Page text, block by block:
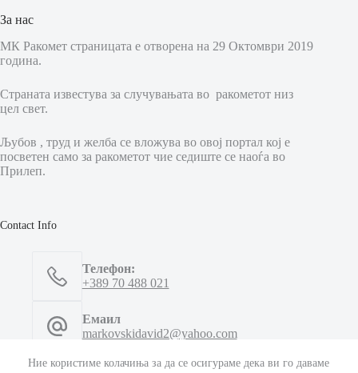
Ние користиме колачиња за да се осигураме дека ви го даваме
За нас
МК Ракомет страницата е отворена на 29 Октомври 2019
година.
Страната известува за случувањата во ракометот низ
цел свет.
Љубов , труд и желба се вложува во овој портал кој е
посветен само за ракометот чие седиште се наоѓа во
Прилеп.
Contact Info
Телефон:
+389 70 488 021
Емаил
markovskidavid2@yahoo.com
Емаил